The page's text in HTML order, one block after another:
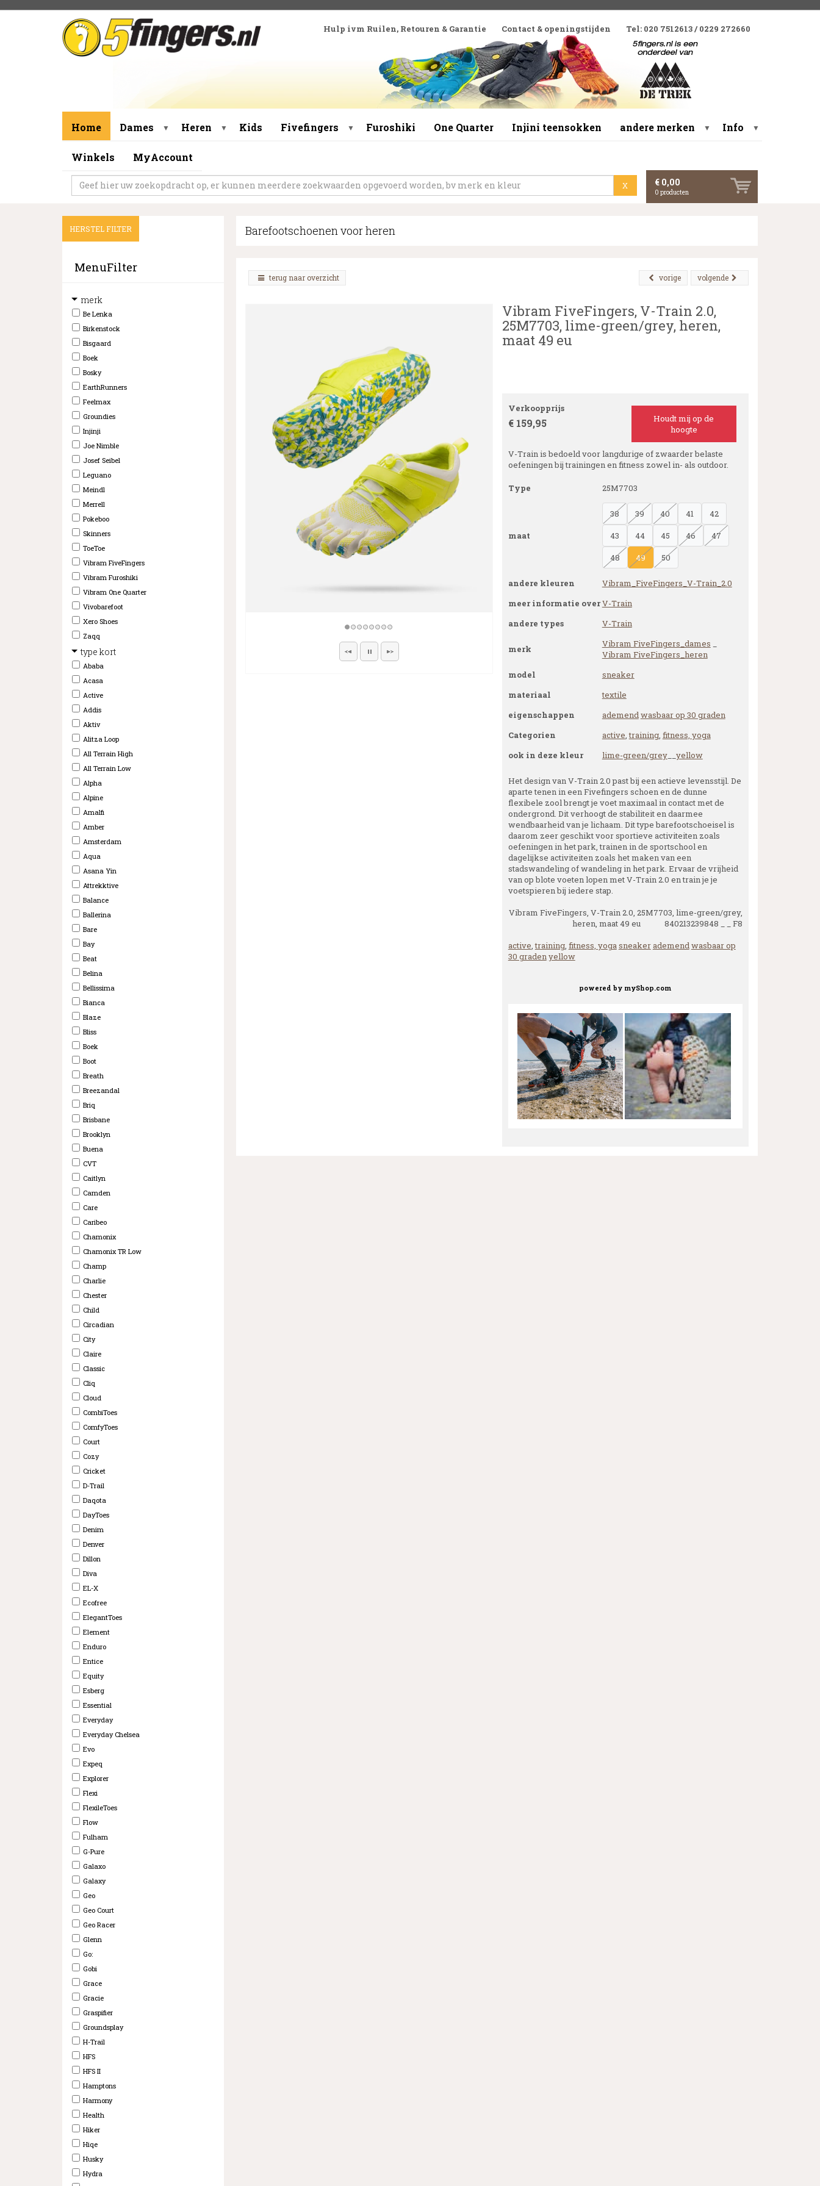
Hulp ivm Ruilen, Retouren & Garantie Contact & openingstijden Tel: 020 7512613 / 0229 272660
Home Dames ▼ Heren ▼ Kids Fivefingers ▼ Furoshiki One Quarter Injini teensokken andere merken ▼ Info ▼
Winkels MyAccount
X € 0,00
0 producten
HERSTEL FILTER
MenuFilter
merk
Be Lenka
Birkenstock
Bisgaard
Boek
Bosky
EarthRunners
Feelmax
Groundies
Injinji
Joe Nimble
Josef Seibel
Leguano
Meindl
Merrell
Pokeboo
Skinners
ToeToe
Vibram FiveFingers
Vibram Furoshiki
Vibram One Quarter
Vivobarefoot
Xero Shoes
Zaqq
type kort
Ababa
Acasa
Active
Addis
Aktiv
Alitza Loop
All Terrain High
All Terrain Low
Alpha
Alpine
Amalfi
Amber
Amsterdam
Aqua
Asana Yin
Attrekktive
Balance
Ballerina
Bare
Bay
Beat
Belina
Bellissima
Bianca
Blaze
Bliss
Boek
Boot
Breath
Breezandal
Briq
Brisbane
Brooklyn
Buena
CVT
Caitlyn
Camden
Care
Caribeo
Chamonix
Chamonix TR Low
Champ
Charlie
Chester
Child
Circadian
City
Claire
Classic
Cliq
Cloud
CombiToes
ComfyToes
Court
Cozy
Cricket
D-Trail
Daqota
DayToes
Denim
Denver
Dillon
Diva
EL-X
Ecofree
ElegantToes
Element
Enduro
Entice
Equity
Esberg
Essential
Everyday
Everyday Chelsea
Evo
Expeq
Explorer
Flexi
FlexileToes
Flow
Fulham
G-Pure
Galaxo
Galaxy
Geo
Geo Court
Geo Racer
Glenn
Go:
Gobi
Grace
Gracie
Graspifier
Groundsplay
H-Trail
HFS
HFS II
Hamptons
Harmony
Health
Hiker
Hiqe
Husky
Hydra
Barefootschoenen voor heren
terug naar overzicht volgende
vorige
Vibram FiveFingers, V-Train 2.0,
25M7703, lime-green/grey, heren,
maat 49 eu
Verkoopprijs
€ 159,95
Houdt mij op de
hoogte
V-Train is bedoeld voor langdurige of zwaarder belaste
oefeningen bij trainingen en fitness zowel in- als outdoor.
Type 25M7703
maat
38 39 40 41
42
43
44 45 46
47
48
49 50
andere kleuren
Vibram_FiveFingers_V-Train_2.0
meer informatie overV-Train
andere types
V-Train
merk Vibram FiveFingers_dames
Vibram FiveFingers_heren
model
sneaker
materiaal
textile
eigenschappen
ademendwasbaar op 30 graden
Categorien
active,training, fitness, yoga
ook in deze kleur
lime-green/grey__ yellow
Het design van V-Train 2.0 past bij een actieve levensstijl. De
aparte tenen in een Fivefingers schoen en de dunne
flexibele zool brengt je voet maximaal in contact met de
ondergrond. Dit verhoogt de stabiliteit en daarmee
wendbaarheid van je lichaam. Dit type barefootschoeisel is
daarom zeer geschikt voor sportieve activiteiten zoals
oefeningen in het park, trainen in de sportschool en
dagelijkse activiteiten zoals het maken van een
stadswandeling of wandeling in het park. Ervaar de vrijheid
van op blote voeten lopen met V-Train 2.0 en train je je
voetspieren bij iedere stap.
Vibram FiveFingers, V-Train 2.0, 25M7703, lime-green/grey,
heren, maat 49 eu 840213239848 _ _ F8
active,training, fitness, yogasneakerademendwasbaar op
30 gradenyellow
powered by myShop.com